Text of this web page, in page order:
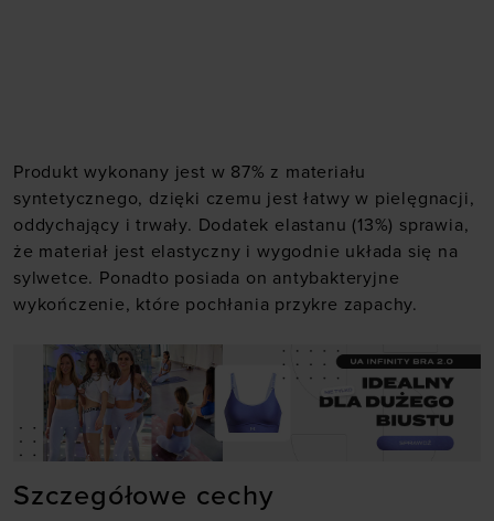
Produkt wykonany jest w 87% z materiału
syntetycznego, dzięki czemu jest łatwy w pielęgnacji,
oddychający i trwały. Dodatek elastanu (13%) sprawia,
że materiał jest elastyczny i wygodnie układa się na
sylwetce. Ponadto posiada on antybakteryjne
wykończenie, które pochłania przykre zapachy.
Szczegółowe cechy